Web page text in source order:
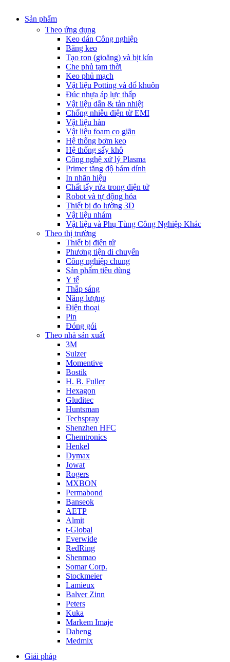
Sản phẩm
Theo ứng dụng
Keo dán Công nghiệp
Băng keo
Tạo ron (gioăng) và bịt kín
Che phủ tạm thời
Keo phủ mạch
Vật liệu Potting và đổ khuôn
Đúc nhựa áp lực thấp
Vật liệu dẫn & tản nhiệt
Chống nhiễu điện từ EMI
Vật liệu hàn
Vật liệu foam co giãn
Hệ thống bơm keo
Hệ thống sấy khô
Công nghệ xử lý Plasma
Primer tăng độ bám dính
In nhãn hiệu
Chất tẩy rửa trong điện tử
Robot và tự động hóa
Thiết bị đo lường 3D
Vật liệu nhám
Vật liệu và Phụ Tùng Công Nghiệp Khác
Theo thị trường
Thiết bị điện tử
Phương tiện di chuyển
Công nghiệp chung
Sản phẩm tiêu dùng
Y tế
Thắp sáng
Năng lượng
Điện thoại
Pin
Đóng gói
Theo nhà sản xuất
3M
Sulzer
Momentive
Bostik
H. B. Fuller
Hexagon
Gluditec
Huntsman
Techspray
Shenzhen HFC
Chemtronics
Henkel
Dymax
Jowat
Rogers
MXBON
Permabond
Banseok
AETP
Almit
t-Global
Everwide
RedRing
Shenmao
Somar Corp.
Stockmeier
Lamieux
Balver Zinn
Peters
Kuka
Markem Imaje
Daheng
Medmix
Giải pháp